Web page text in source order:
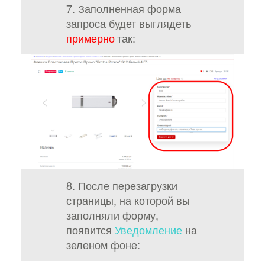
7. Заполненная форма
запроса будет выглядеть
примернотак:
8. После перезагрузки
страницы, на которой вы
заполняли форму,
появится Уведомлениена
зеленом фоне: